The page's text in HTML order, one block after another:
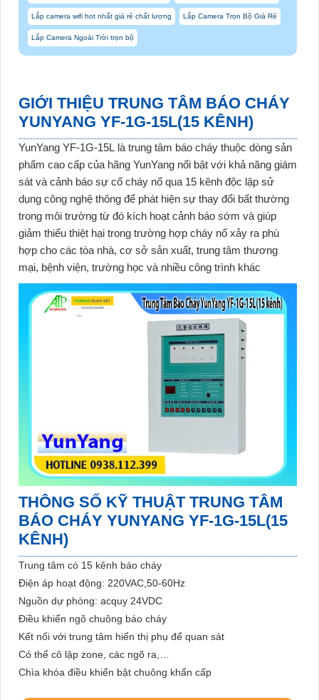
Lắp camera wifi hot nhất giá rẻ chất lượng Lắp Camera Trọn Bộ Giá Rẻ
Lắp Camera Ngoài Trời trọn bộ
GIỚI THIỆU TRUNG TÂM BÁO CHÁY
YUNYANG YF-1G-15L(15 KÊNH)
YunYang YF-1G-15L là trung tâm báo cháy thuộc dòng sản
phẩm cao cấp của hãng YunYang nổi bật với khả năng giám
sát và cảnh báo sự cố cháy nổ qua 15 kênh độc lập sử
dụng công nghệ thông để phát hiện sự thay đổi bất thường
trong môi trường từ đó kích hoạt cảnh báo sớm và giúp
giảm thiểu thiệt hại trong trường hợp cháy nổ xảy ra phù
hợp cho các tòa nhà, cơ sở sản xuất, trung tâm thương
mại, bệnh viện, trường học và nhiều công trình khác
THÔNG SỐ KỸ THUẬT TRUNG TÂM
BÁO CHÁY YUNYANG YF-1G-15L(15
KÊNH)
Trung tâm có 15 kênh báo cháy
Điện áp hoạt động: 220VAC,50-60Hz
Nguồn dự phòng: acquy 24VDC
Điều khiển ngõ chuông báo cháy
Kết nối với trung tâm hiển thị phụ để quan sát
Có thể cô lập zone, các ngõ ra,…
Chìa khóa điều khiển bật chuông khẩn cấp